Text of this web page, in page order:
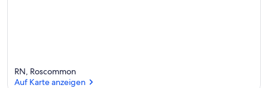
RN, Roscommon
Auf Karte anzeigen